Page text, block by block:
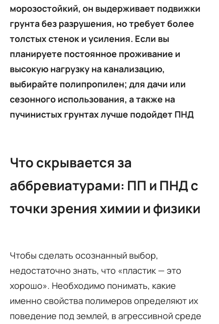
морозостойкий, он выдерживает подвижки
грунта без разрушения, но требует более
толстых стенок и усиления. Если вы
планируете постоянное проживание и
высокую нагрузку на канализацию,
выбирайте полипропилен; для дачи или
сезонного использования, а также на
пучинистых грунтах лучше подойдет ПНД
Что скрывается за
аббревиатурами: ПП и ПНД с
точки зрения химии и физики
Чтобы сделать осознанный выбор,
недостаточно знать, что «пластик — это
хорошо». Необходимо понимать, какие
именно свойства полимеров определяют их
поведение под землей, в агрессивной среде